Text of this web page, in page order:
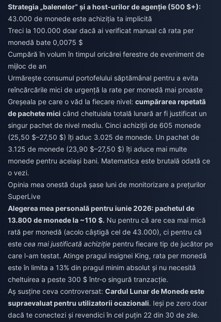
Strategia „balenelor” și a host-urilor de agenție (500 $+):
43.000 de monede este achiziția ta implicită
Treci la 100.000 doar dacă ai verificat manual că rata per
monedă bate 0,0075 $
Cumpără în volum în timpul oricărei ferestre de eveniment de
mijloc de an
Urmărește consumul portofelului săptămânal pentru a evita
reîncărcările mici de urgență la rate per monedă mai proaste
Greșeala pe care o văd la fiecare nivel: cumpărarea repetată
de pachete mici când cheltuiala totală lunară ar fi justificat un
singur pachet de nivel mediu. Cinci achiziții de 605 monede
(25,50 $–27,50 $) îți aduc 3.025 de monede. Un pachet de
3.125 de monede (23,90 $–27,50 $) îți aduce mai multe
monede pentru aceiași bani. Matematica este brutală odată ce
o vezi.
Opinia mea onestă după șase luni de monitorizare a prețurilor
SuperLive
Alegerea mea personală pentru iunie 2026: pachetul de
13.800 de monede la ~110 $. Nu pentru că are cea mai mică
rată per monedă (acolo câștigă cel de 43.000), ci pentru că
este cea mai justificată achiziție pentru fiecare tip de jucător pe
care l-am testat. Atinge pragul insignei King, rata per monedă
este în limita a 13% din pragul minim absolut și nu necesită
cheltuirea a peste 300 $ într-o singură tranzacție.
Aș susține ceva controversat: Cardul Lunar de Monede este
supraevaluat pentru utilizatorii ocazionali. Ieși pe zero doar
dacă te conectezi și revendici în cel puțin 22 din 30 de zile.